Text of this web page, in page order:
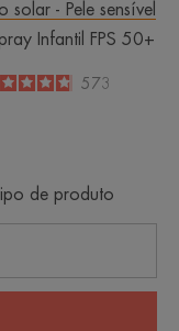
solar - Pele sensível
Infantil FPS 50+
4.8
/
5
573
de produto